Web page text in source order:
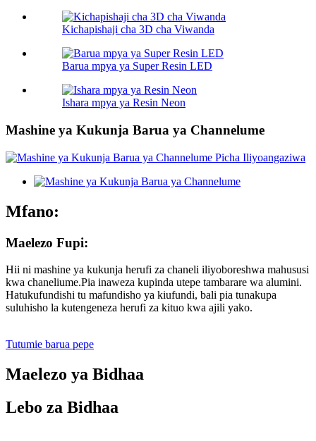
Kichapishaji cha 3D cha Viwanda
Barua mpya ya Super Resin LED
Ishara mpya ya Resin Neon
Mashine ya Kukunja Barua ya Channelume
Mfano:
Maelezo Fupi:
Hii ni mashine ya kukunja herufi za chaneli iliyoboreshwa mahususi
kwa chaneliume.Pia inaweza kupinda utepe tambarare wa alumini.
Hatukufundishi tu mafundisho ya kiufundi, bali pia tunakupa
suluhisho la kutengeneza herufi za kituo kwa ajili yako.
Tutumie barua pepe
Maelezo ya Bidhaa
Lebo za Bidhaa